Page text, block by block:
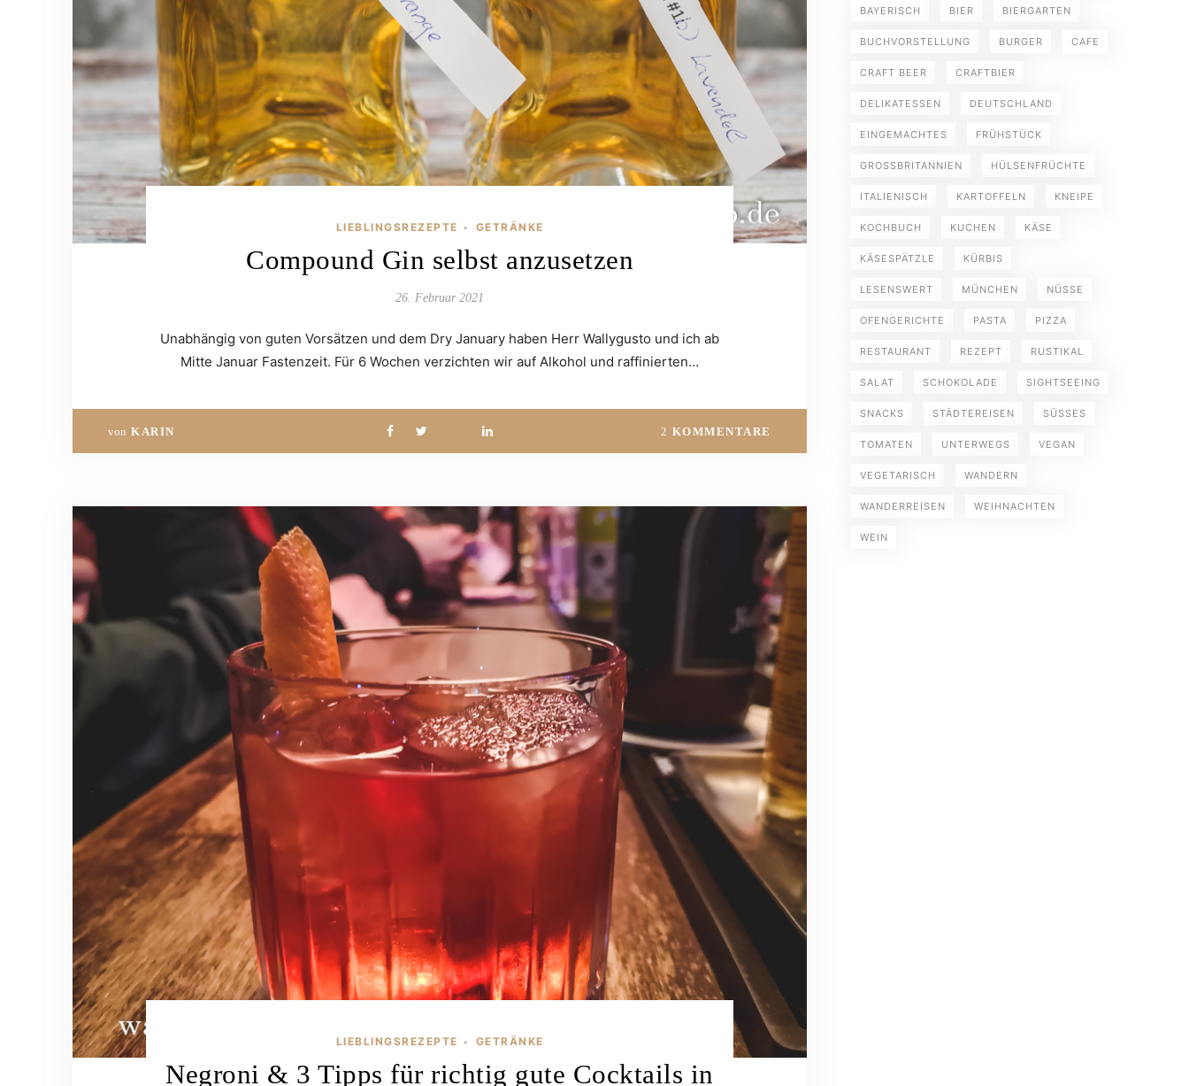
LIEBLINGSREZEPTE • GETRÄNKE
Compound Gin selbst anzusetzen
26. Februar 2021
Unabhängig von guten Vorsätzen und dem Dry January haben Herr Wallygusto und ich ab
Mitte Januar Fastenzeit. Für 6 Wochen verzichten wir auf Alkohol und raffinierten…
von KARIN 2 KOMMENTARE
LIEBLINGSREZEPTE • GETRÄNKE
Negroni & 3 Tipps für richtig gute Cocktails in
BAYERISCH BIER BIERGARTEN
BUCHVORSTELLUNG BURGER CAFE
CRAFT BEER CRAFTBIER
DELIKATESSEN DEUTSCHLAND
EINGEMACHTES FRÜHSTÜCK
GROSSBRITANNIEN HÜLSENFRÜCHTE
ITALIENISCH KARTOFFELN KNEIPE
KOCHBUCH KUCHEN KÄSE
KÄSESPÄTZLE KÜRBIS
LESENSWERT MÜNCHEN NÜSSE
OFENGERICHTE PASTA PIZZA
RESTAURANT REZEPT RUSTIKAL
SALAT SCHOKOLADE SIGHTSEEING
SNACKS STÄDTEREISEN SÜSSES
TOMATEN UNTERWEGS VEGAN
VEGETARISCH WANDERN
WANDERREISEN WEIHNACHTEN
WEIN